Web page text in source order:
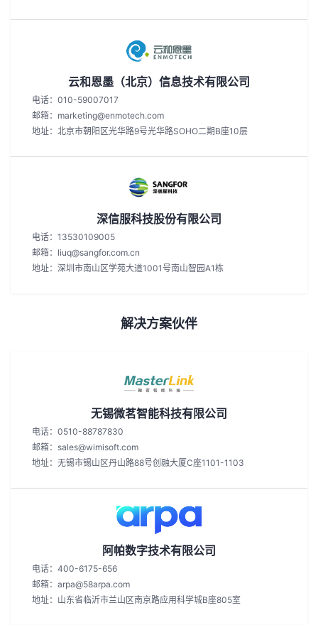
云和恩墨（北京）信息技术有限公司
电话：010-59007017
邮箱：marketing@enmotech.com
地址：北京市朝阳区光华路9号光华路SOHO二期B座10层
深信服科技股份有限公司
电话：13530109005
邮箱：liuq@sangfor.com.cn
地址：深圳市南山区学苑大道1001号南山智园A1栋
解决方案伙伴
无锡微茗智能科技有限公司
电话：0510-88787830
邮箱：sales@wimisoft.com
地址：无锡市锡山区丹山路88号创融大厦C座1101-1103
阿帕数字技术有限公司
电话：400-6175-656
邮箱：arpa@58arpa.com
地址：山东省临沂市兰山区南京路应用科学城B座805室